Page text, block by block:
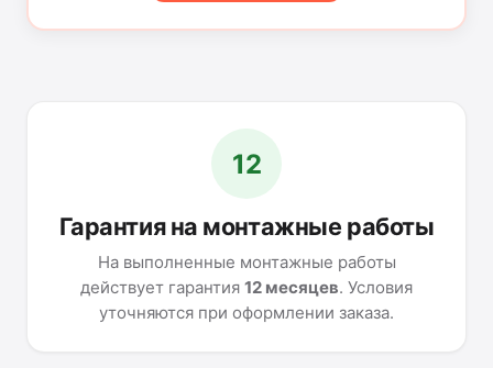
12
Гарантия на монтажные работы
На выполненные монтажные работы
действует гарантия 12 месяцев. Условия
уточняются при оформлении заказа.